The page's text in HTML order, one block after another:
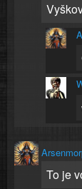
To je